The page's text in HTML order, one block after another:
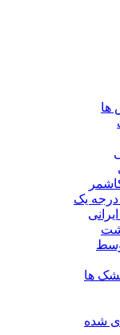
ها
یک
ها
شده